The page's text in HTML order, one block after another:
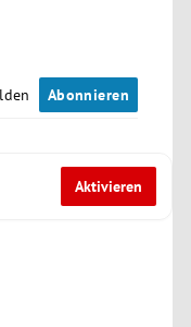
Abonnieren
Aktivieren